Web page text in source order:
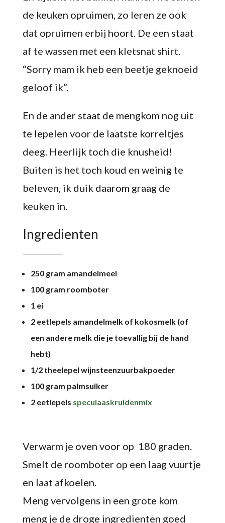
de keuken opruimen, zo leren ze ook
dat opruimen erbij hoort. De een staat
af te wassen met een kletsnat shirt.
“Sorry mam ik heb een beetje geknoeid
geloof ik”.
En de ander staat de mengkom nog uit
te lepelen voor de laatste korreltjes
deeg. Heerlijk toch die knusheid!
Buiten is het toch koud en weinig te
beleven, ik duik daarom graag de
keuken in.
Ingredienten
250 gram amandelmeel
100 gram roomboter
1 ei
2 eetlepels amandelmelk of kokosmelk (of
een andere melk die je toevallig bij de hand
hebt)
1/2 theelepel wijnsteenzuurbakpoeder
100 gram palmsuiker
2 eetlepels speculaaskruidenmix
Verwarm je oven voor op 180 graden.
Smelt de roomboter op een laag vuurtje
en laat afkoelen.
Meng vervolgens in een grote kom
meng je de droge ingredienten goed